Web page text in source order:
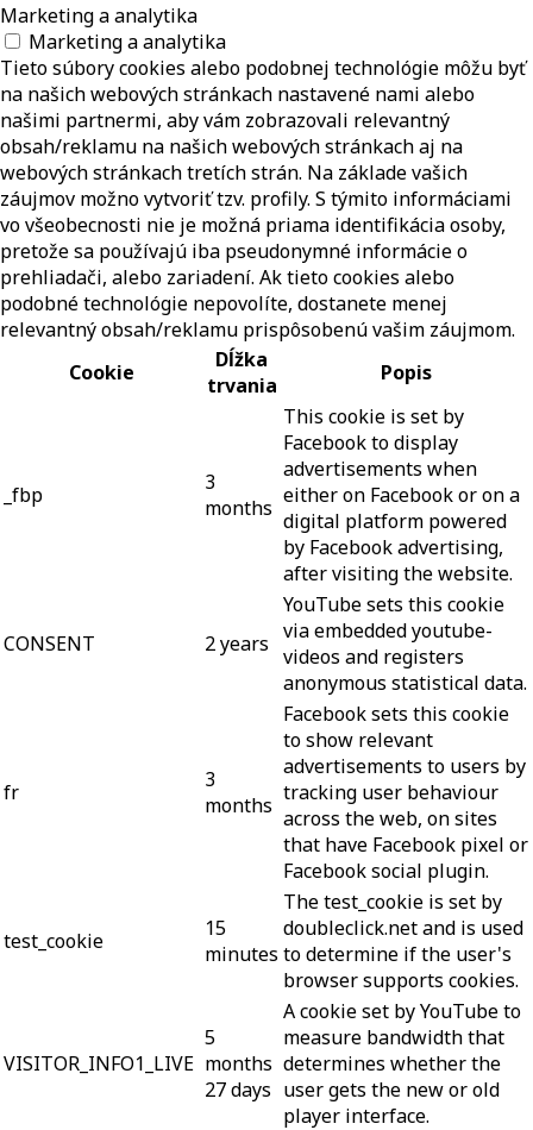
Marketing a analytika
Marketing a analytika
Tieto súbory cookies alebo podobnej technológie môžu byť
na našich webových stránkach nastavené nami alebo
našimi partnermi, aby vám zobrazovali relevantný
obsah/reklamu na našich webových stránkach aj na
webových stránkach tretích strán. Na základe vašich
záujmov možno vytvoriť tzv. profily. S týmito informáciami
vo všeobecnosti nie je možná priama identifikácia osoby,
pretože sa používajú iba pseudonymné informácie o
prehliadači, alebo zariadení. Ak tieto cookies alebo
podobné technológie nepovolíte, dostanete menej
relevantný obsah/reklamu prispôsobenú vašim záujmom.
Cookie
Dĺžka
trvania
Popis
_fbp
3
months
This cookie is set by
Facebook to display
advertisements when
either on Facebook or on a
digital platform powered
by Facebook advertising,
after visiting the website.
CONSENT 2 years
YouTube sets this cookie
via embedded youtube-
videos and registers
anonymous statistical data.
fr
3
months
Facebook sets this cookie
to show relevant
advertisements to users by
tracking user behaviour
across the web, on sites
that have Facebook pixel or
Facebook social plugin.
test_cookie
15
minutes
The test_cookie is set by
doubleclick.net and is used
to determine if the user's
browser supports cookies.
VISITOR_INFO1_LIVE
5
months
27 days
A cookie set by YouTube to
measure bandwidth that
determines whether the
user gets the new or old
player interface.